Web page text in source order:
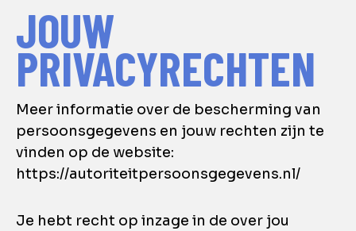
JOUW
PRIVACYRECHTEN
Meer informatie over de bescherming van
persoonsgegevens en jouw rechten zijn te
vinden op de website:
https://autoriteitpersoonsgegevens.nl/
Je hebt recht op inzage in de over jou